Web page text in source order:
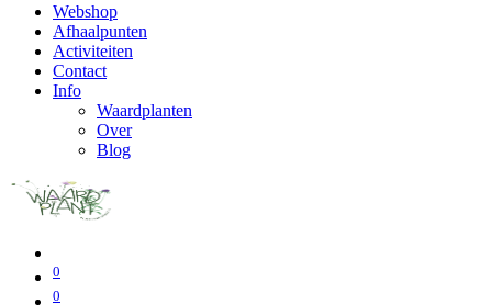
Webshop
Afhaalpunten
Activiteiten
Contact
Info
Waardplanten
Over
Blog
0
0